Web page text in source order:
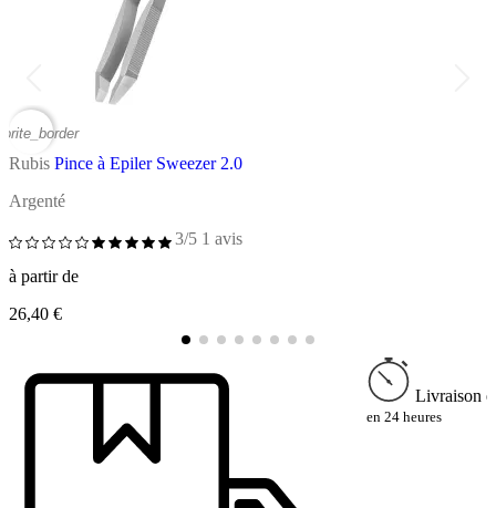
Rubis Pince à Epiler Sweezer 2.0
Argenté
3/5 1 avis
à partir de
26,40 €
Livraison
en 24 heures